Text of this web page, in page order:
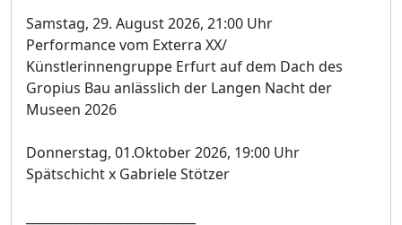
Samstag, 29. August 2026, 21:00 Uhr
Performance vom Exterra XX/
Künstlerinnengruppe Erfurt auf dem Dach des
Gropius Bau anlässlich der Langen Nacht der
Museen 2026
Donnerstag, 01.Oktober 2026, 19:00 Uhr
Spätschicht x Gabriele Stötzer